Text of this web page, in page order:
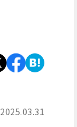
2025.03.31